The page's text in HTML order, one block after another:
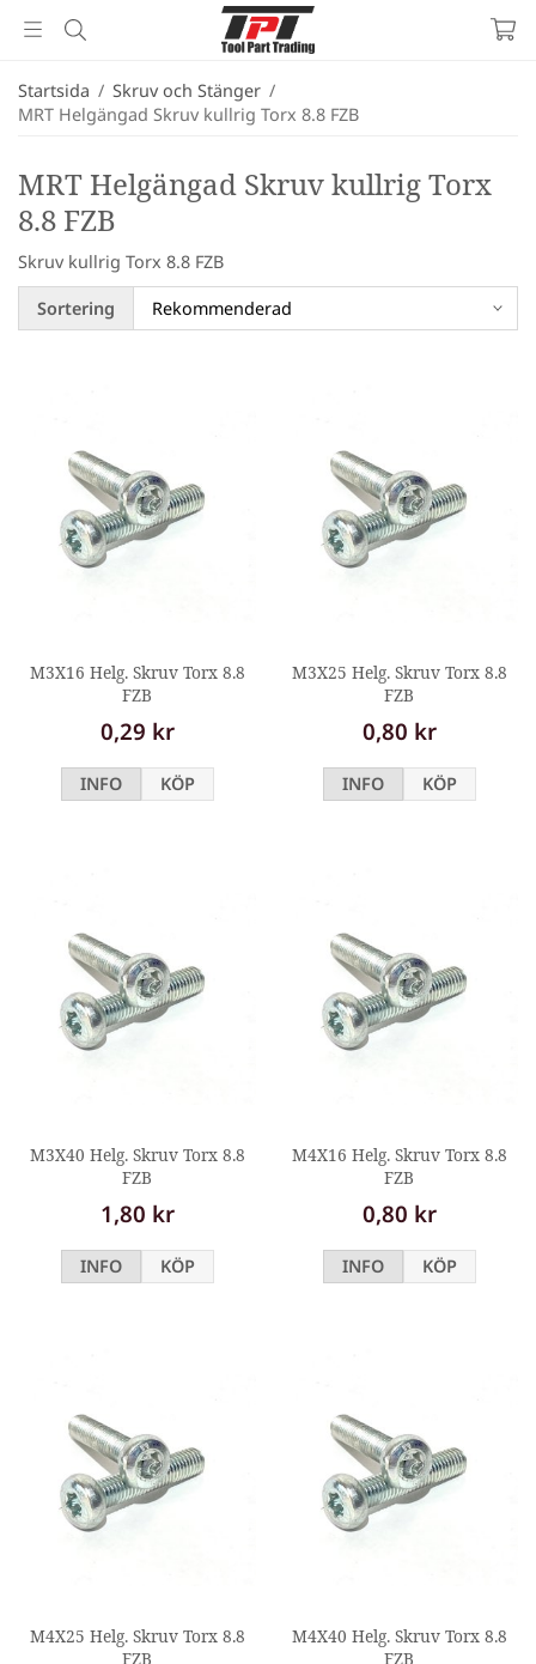
Startsida / Skruv och Stänger /
MRT Helgängad Skruv kullrig Torx 8.8 FZB
MRT Helgängad Skruv kullrig Torx
8.8 FZB
Skruv kullrig Torx 8.8 FZB
Sortering
M3X16 Helg. Skruv Torx 8.8
FZB
0,29 kr
INFO KÖP
M3X25 Helg. Skruv Torx 8.8
FZB
0,80 kr
INFO KÖP
M3X40 Helg. Skruv Torx 8.8
FZB
1,80 kr
INFO KÖP
M4X16 Helg. Skruv Torx 8.8
FZB
0,80 kr
INFO KÖP
M4X25 Helg. Skruv Torx 8.8
FZB
M4X40 Helg. Skruv Torx 8.8
FZB